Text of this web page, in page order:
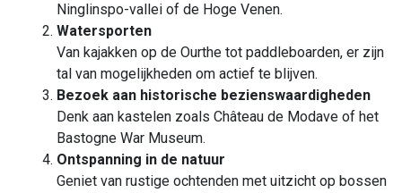
Ninglinspo-vallei of de Hoge Venen.
Watersporten
Van kajakken op de Ourthe tot paddleboarden, er zijn
tal van mogelijkheden om actief te blijven.
Bezoek aan historische bezienswaardigheden
Denk aan kastelen zoals Château de Modave of het
Bastogne War Museum.
Ontspanning in de natuur
Geniet van rustige ochtenden met uitzicht op bossen